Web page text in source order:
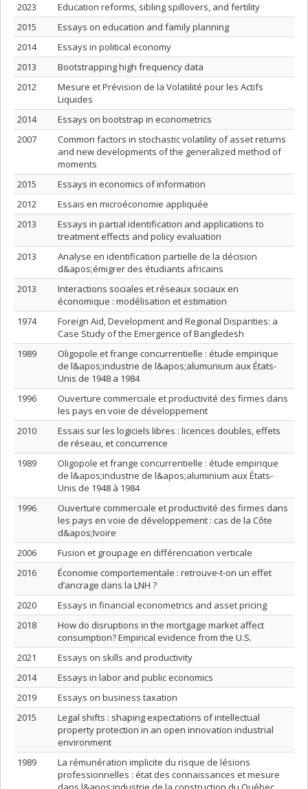
2023
Education reforms, sibling spillovers, and fertility
2015
Essays on education and family planning
2014
Essays in political economy
2013
Bootstrapping high frequency data
2012
Mesure et Prévision de la Volatilité pour les Actifs
Liquides
2014
Essays on bootstrap in econometrics
2007
Common factors in stochastic volatility of asset returns
and new developments of the generalized method of
moments
2015
Essays in economics of information
2012
Essais en microéconomie appliquée
2013
Essays in partial identification and applications to
treatment effects and policy evaluation
2013
Analyse en identification partielle de la décision
d&apos;émigrer des étudiants africains
2013
Interactions sociales et réseaux sociaux en
économique : modélisation et estimation
1974
Foreign Aid, Development and Regional Disparities: a
Case Study of the Emergence of Bangledesh
1989
Oligopole et frange concurrentielle : étude empirique
de l&apos;industrie de l&apos;alumunium aux États-
Unis de 1948 a 1984
1996
Ouverture commerciale et productivité des firmes dans
les pays en voie de développement
2010
Essais sur les logiciels libres : licences doubles, effets
de réseau, et concurrence
1989
Oligopole et frange concurrentielle : étude empirique
de l&apos;industrie de l&apos;aluminium aux États-
Unis de 1948 à 1984
1996
Ouverture commerciale et productivité des firmes dans
les pays en voie de développement : cas de la Côte
d&apos;Ivoire
2006
Fusion et groupage en différenciation verticale
2016
Économie comportementale : retrouve-t-on un effet
d’ancrage dans la LNH ?
2020
Essays in financial econometrics and asset pricing
2018
How do disruptions in the mortgage market affect
consumption? Empirical evidence from the U.S.
2021
Essays on skills and productivity
2014
Essays in labor and public economics
2019
Essays on business taxation
2015
Legal shifts : shaping expectations of intellectual
property protection in an open innovation industrial
environment
1989
La rémunération implicite du risque de lésions
professionnelles : état des connaissances et mesure